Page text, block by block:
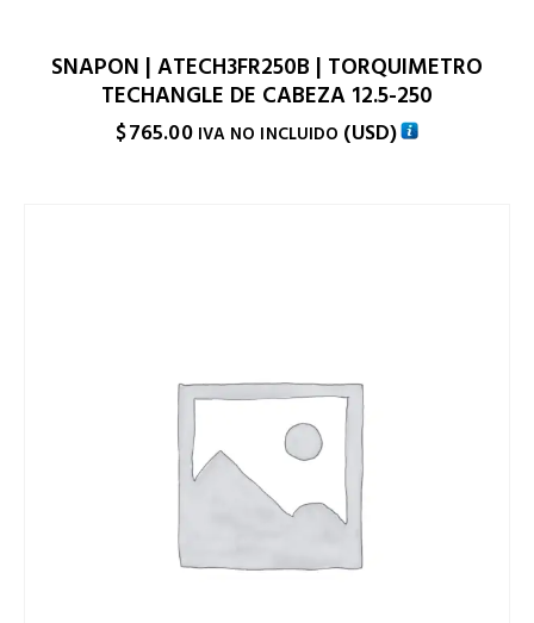
SNAPON | ATECH3FR250B | TORQUIMETRO
TECHANGLE DE CABEZA 12.5-250
$765.00 IVA NO INCLUIDO (USD)